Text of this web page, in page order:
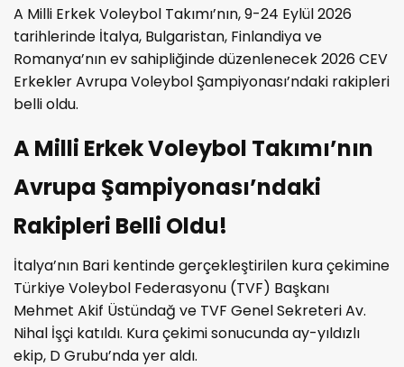
A Milli Erkek Voleybol Takımı’nın, 9-24 Eylül 2026
tarihlerinde İtalya, Bulgaristan, Finlandiya ve
Romanya’nın ev sahipliğinde düzenlenecek 2026 CEV
Erkekler Avrupa Voleybol Şampiyonası’ndaki rakipleri
belli oldu.
A Milli Erkek Voleybol Takımı’nın
Avrupa Şampiyonası’ndaki
Rakipleri Belli Oldu!
İtalya’nın Bari kentinde gerçekleştirilen kura çekimine
Türkiye Voleybol Federasyonu (TVF) Başkanı
Mehmet Akif Üstündağ ve TVF Genel Sekreteri Av.
Nihal İşçi katıldı. Kura çekimi sonucunda ay-yıldızlı
ekip, D Grubu’nda yer aldı.